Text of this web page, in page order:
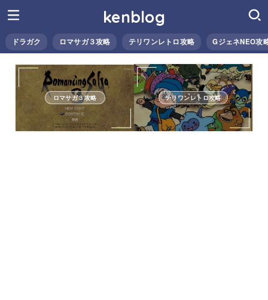
kenblog
ドラガク ロマサガ３攻略 テリワンレトロ攻略 GジェネNEO攻
ロマサガ３攻略 テリワンレトロ攻略